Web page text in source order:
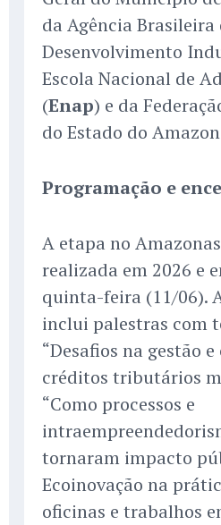
da Agência Brasileira
Desenvolvimento
Escola Nacional de
(Enap) e da
do Estado do
Programação e
A etapa no
realizada em 2026 e
quinta-feira (11/06).
inclui palestras com
“Desafios na gestão
créditos tributários
“Como processos e
tornaram impacto
Ecoinovação na
oficinas e trabalhos